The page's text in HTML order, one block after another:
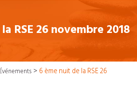
RSE 26 novembre 2018
Événements > 6 ème nuit de la RSE 26